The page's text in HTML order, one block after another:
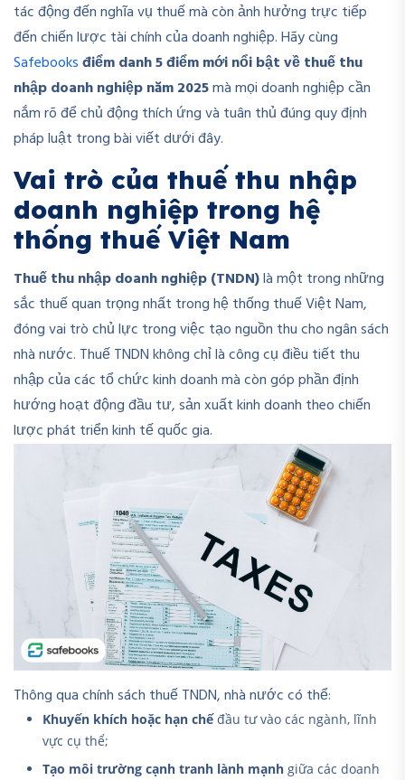
tác động đến nghĩa vụ thuế mà còn ảnh hưởng trực tiếp
đến chiến lược tài chính của doanh nghiệp. Hãy cùng
Safebooksđiểm danh 5 điểm mới nổi bật về thuế thu
nhập doanh nghiệp năm 2025mà mọi doanh nghiệp cần
nắm rõ để chủ động thích ứng và tuân thủ đúng quy định
pháp luật trong bài viết dưới đây.
Vai trò của thuế thu nhập
doanh nghiệp trong hệ
thống thuế Việt Nam
Thuế thu nhập doanh nghiệp (TNDN)là một trong những
sắc thuế quan trọng nhất trong hệ thống thuế Việt Nam,
đóng vai trò chủ lực trong việc tạo nguồn thu cho ngân sách
nhà nước. Thuế TNDN không chỉ là công cụ điều tiết thu
nhập của các tổ chức kinh doanh mà còn góp phần định
hướng hoạt động đầu tư, sản xuất kinh doanh theo chiến
lược phát triển kinh tế quốc gia.
Thông qua chính sách thuế TNDN, nhà nước có thể:
Khuyến khích hoặc hạn chếđầu tư vào các ngành, lĩnh
vực cụ thể;
Tạo môi trường cạnh tranh lành mạnh giữa các doanh